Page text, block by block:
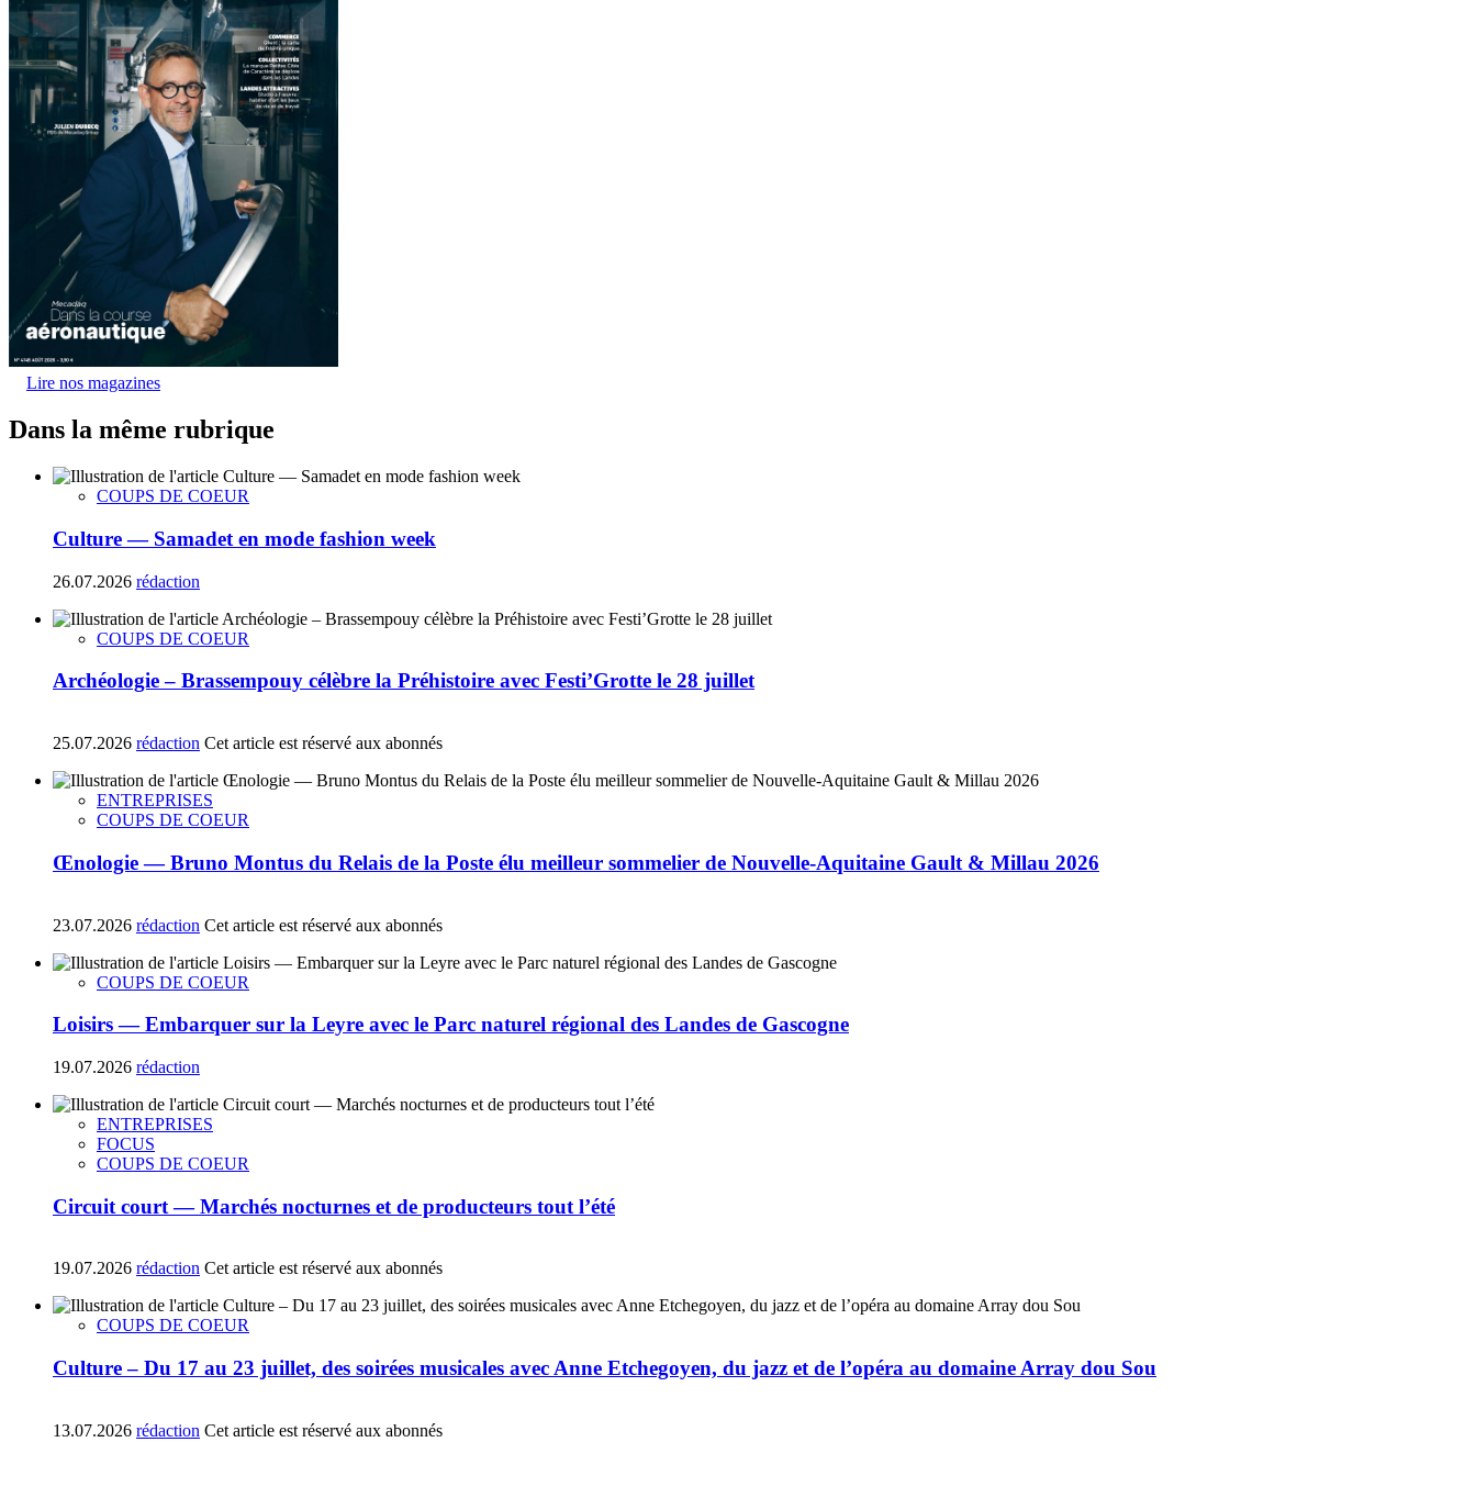
Lire nos magazines
Dans la même rubrique
COUPS DE COEUR
Culture — Samadet en mode fashion week
26.07.2026 rédaction
COUPS DE COEUR
Archéologie – Brassempouy célèbre la Préhistoire avec Festi’Grotte le 28 juillet
25.07.2026 rédaction Cet article est réservé aux abonnés
ENTREPRISES
COUPS DE COEUR
Œnologie — Bruno Montus du Relais de la Poste élu meilleur sommelier de Nouvelle-Aquitaine Gault & Millau 2026
23.07.2026 rédaction Cet article est réservé aux abonnés
COUPS DE COEUR
Loisirs — Embarquer sur la Leyre avec le Parc naturel régional des Landes de Gascogne
19.07.2026 rédaction
ENTREPRISES
FOCUS
COUPS DE COEUR
Circuit court — Marchés nocturnes et de producteurs tout l’été
19.07.2026 rédaction Cet article est réservé aux abonnés
COUPS DE COEUR
Culture – Du 17 au 23 juillet, des soirées musicales avec Anne Etchegoyen, du jazz et de l’opéra au domaine Array dou Sou
13.07.2026 rédaction Cet article est réservé aux abonnés